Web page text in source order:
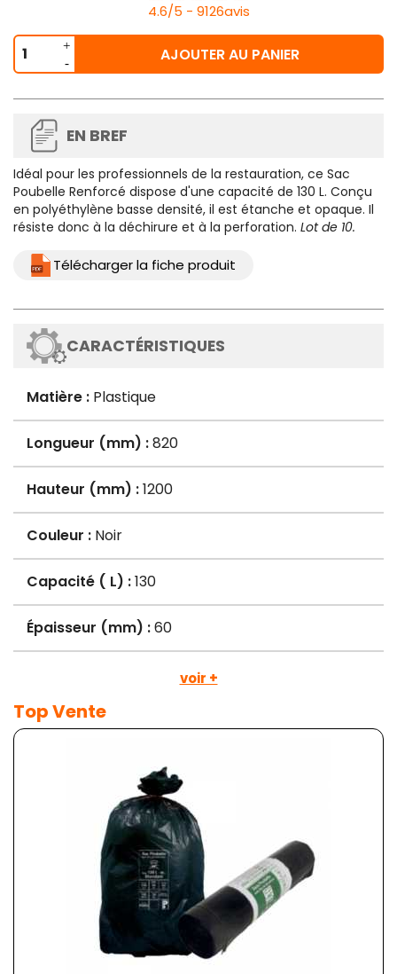
4.6/5 - 9126avis
AJOUTER AU PANIER
EN BREF
Idéal pour les professionnels de la restauration, ce Sac
Poubelle Renforcé dispose d'une capacité de 130 L. Conçu
en polyéthylène basse densité, il est étanche et opaque. Il
résiste donc à la déchirure et à la perforation. Lot de 10.
Télécharger la fiche produit
CARACTÉRISTIQUES
Matière : Plastique
Longueur (mm) :820
Hauteur (mm) :1200
Couleur : Noir
Capacité ( L) :130
Épaisseur (mm) :60
voir +
Top Vente